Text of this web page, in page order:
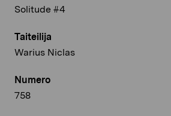
Solitude #4
Taiteilija
Warius Niclas
Numero
758